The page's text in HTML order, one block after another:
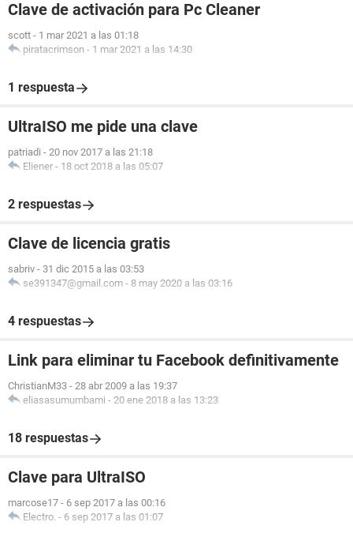
Clave de activación para Pc Cleaner
scott - 1 mar 2021 a las 01:18
piratacrimson - 1 mar 2021 a las 14:30
1 respuesta
UltraISO me pide una clave
patriadi - 20 nov 2017 a las 21:18
Eliener - 18 oct 2018 a las 05:07
2 respuestas
Clave de licencia gratis
sabriv - 31 dic 2015 a las 03:53
se391347@gmail.com - 8 may 2020 a las 03:16
4 respuestas
Link para eliminar tu Facebook definitivamente
ChristianM33 - 28 abr 2009 a las 19:37
eliasasumumbami - 20 ene 2018 a las 13:23
18 respuestas
Clave para UltraISO
marcose17 - 6 sep 2017 a las 00:16
Electro. - 6 sep 2017 a las 01:07